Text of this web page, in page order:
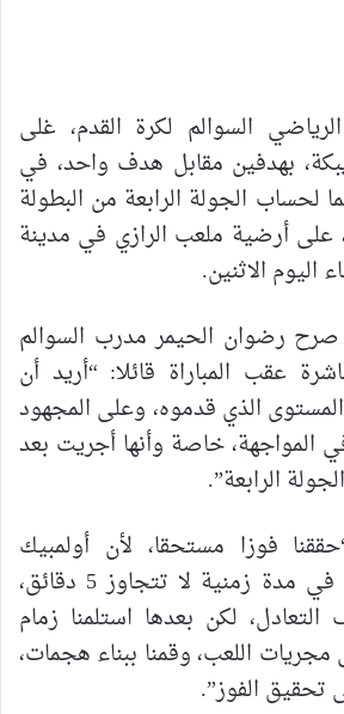
السوالم لكرة القدم، غلى
بهدفين مقابل هدف واحد، في
لحساب الجولة الرابعة من البطولة
على أرضية ملعب الرازي في مدينة
الاثنين.
صرح رضوان الحيمر مدرب السوالم
عقب المباراة قائلا: “أريد أن
الذي قدموه، وعلى المجهود
المواجهة، خاصة وأنها أجريت بعد
فوزا مستحقا، لأن أولمبيك
خريبكة تفوق علينا في مدة زمنية لا تتجاوز 5 دقائق،
لكن بعدها استلمنا زمام
اللعب، وقمنا ببناء هجمات،
تحقيق الفوز”.